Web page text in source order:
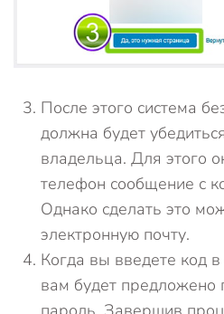
После этого система
должна будет
владельца. Для этого
телефон сообщение с
Однако сделать это
электронную почту.
Когда вы введете код
вам будет предложено